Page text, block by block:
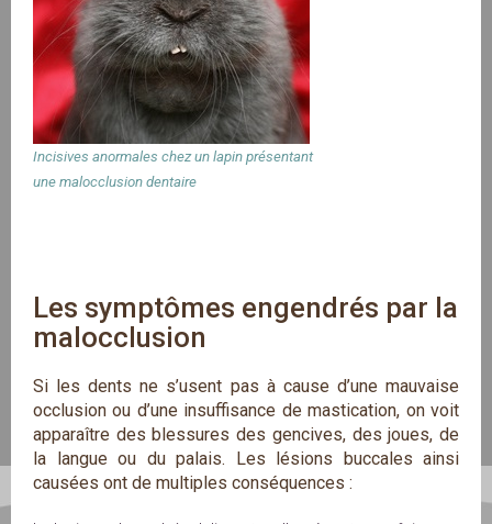
Incisives anormales chez un lapin présentant
une malocclusion dentaire
Les symptômes engendrés par la
malocclusion
Si les dents ne s’usent pas à cause d’une mauvaise
occlusion ou d’une insuffisance de mastication, on voit
apparaître des blessures des gencives, des joues, de
la langue ou du palais. Les lésions buccales ainsi
causées ont de multiples conséquences :